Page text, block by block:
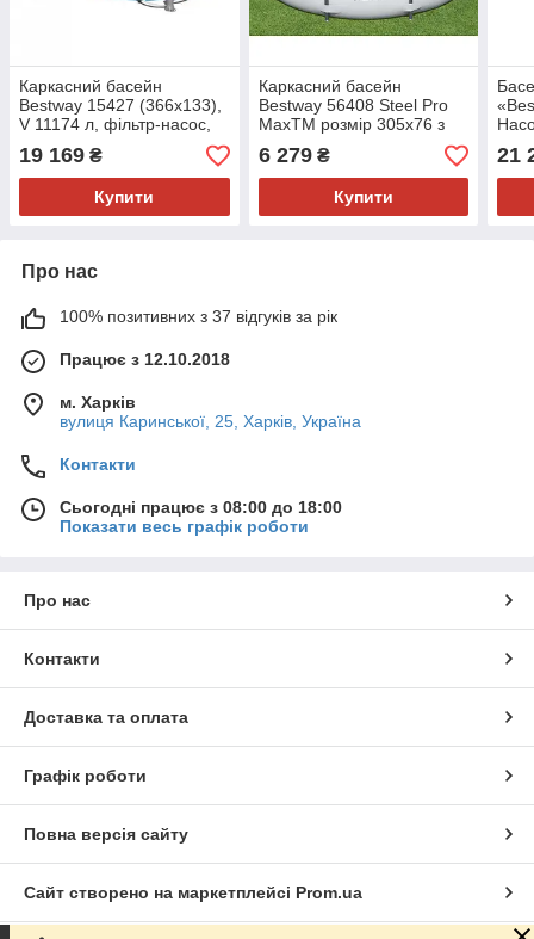
Каркасний басейн
Bestway 15427 (366х133),
V 11174 л, фільтр-насос,
сходи
19 169 ₴
Купити
Каркасний басейн
Bestway 56408 Steel Pro
MaxTM розмір 305х76 з
картриджем і фільтром, V
4678 л
6 279₴
Купити
100
21
Про нас
100% позитивних з 37 відгуків за рік
Працює з 12.10.2018
м. Харків
вулиця Каринської, 25, Харків, Україна
Контакти
Сьогодні працює з 08:00 до 18:00
Показати весь графік роботи
Про нас
Контакти
Доставка та оплата
Графік роботи
Повна версія сайту
Сайт створено на маркетплейсі Prom.ua